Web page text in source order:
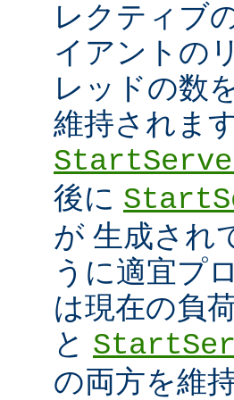
レクティブ
イアントの
レッドの数
維持されま
後に
が 生成され
うに適宜プ
は現在の負
と
の両方を維